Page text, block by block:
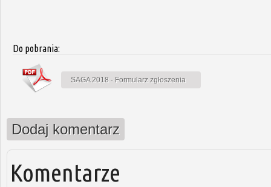
Do pobrania:
SAGA 2018 - Formularz zgłoszenia
Dodaj komentarz
Komentarze